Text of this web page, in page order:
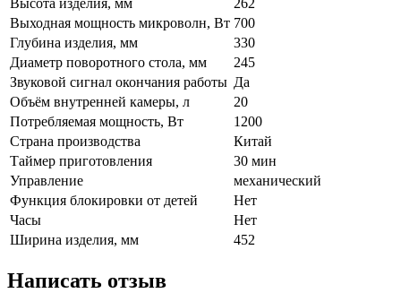
Высота изделия, мм
262
Выходная мощность микроволн, Вт 700
Глубина изделия, мм
330
Диаметр поворотного стола, мм
245
Звуковой сигнал окончания работы Да
Объём внутренней камеры, л
20
Потребляемая мощность, Вт
1200
Страна производства
Китай
Таймер приготовления
30 мин
Управление
механический
Функция блокировки от детей
Нет
Часы
Нет
Ширина изделия, мм
452
Написать отзыв